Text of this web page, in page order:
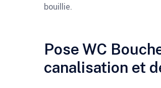
bouillie.
Pose WC
canalisation et